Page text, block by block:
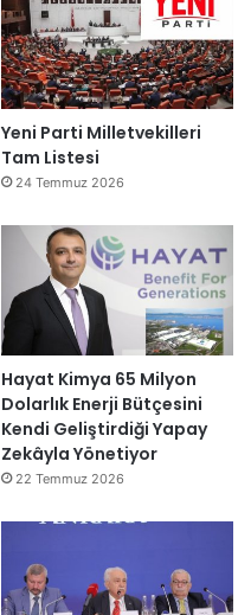
Yeni Parti Milletvekilleri
Tam Listesi
24 Temmuz 2026
Hayat Kimya 65 Milyon
Dolarlık Enerji Bütçesini
Kendi Geliştirdiği Yapay
Zekâyla Yönetiyor
22 Temmuz 2026